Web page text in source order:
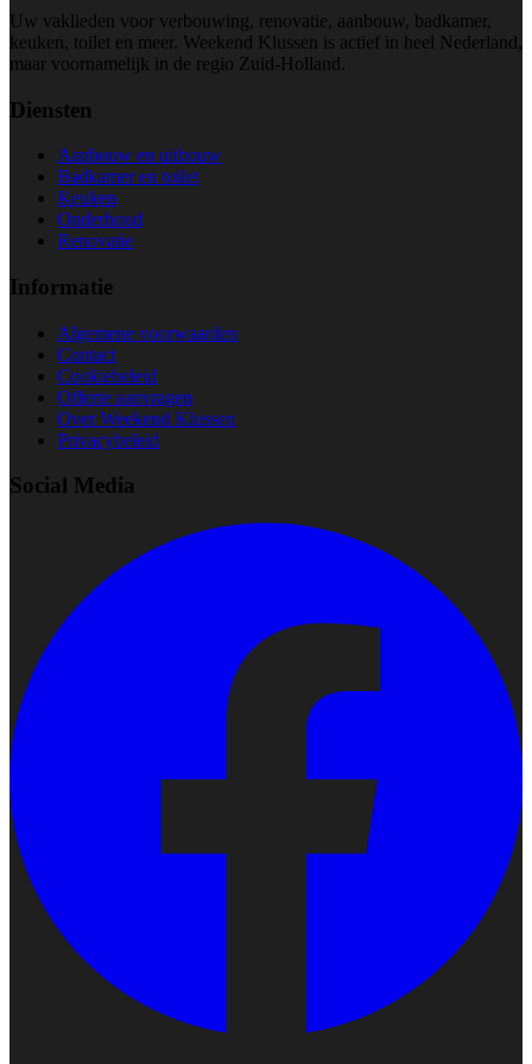
Uw vaklieden voor verbouwing, renovatie, aanbouw, badkamer,
keuken, toilet en meer. Weekend Klussen is actief in heel Nederland,
maar voornamelijk in de regio Zuid-Holland.
Diensten
Aanbouw en uitbouw
Badkamer en toilet
Keuken
Onderhoud
Renovatie
Informatie
Algemene voorwaarden
Contact
Cookiebeleid
Offerte aanvragen
Over Weekend Klussen
Privacybeleid
Social Media